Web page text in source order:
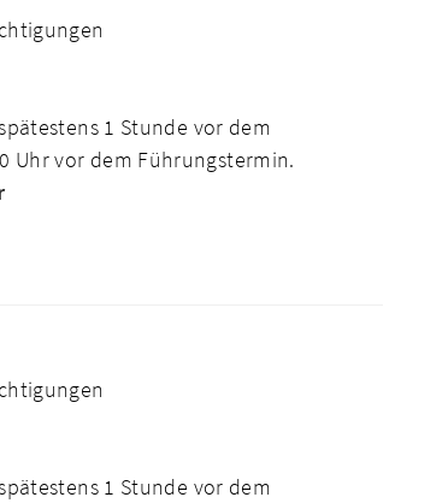
1 Stunde vor dem
Uhr vor dem Führungstermin.
1 Stunde vor dem